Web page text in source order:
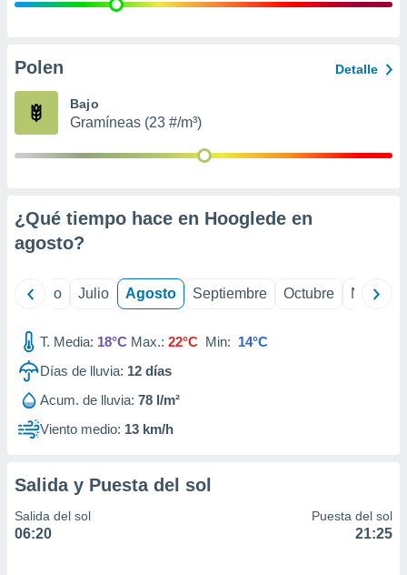
e
publicidad
Polen Detalle
Bajo
Gramíneas (23 #/m³)
¿Qué tiempo hace en Hooglede en
agosto?
Junio Julio Agosto Septiembre Octubre
T. Media: 18°C Max.: 22°C Min: 14°C
Días de lluvia: 12 días
Acum. de lluvia: 78 l/m²
Viento medio: 13 km/h
Salida y Puesta del sol
Salida del sol
06:20
Puesta del sol
21:25